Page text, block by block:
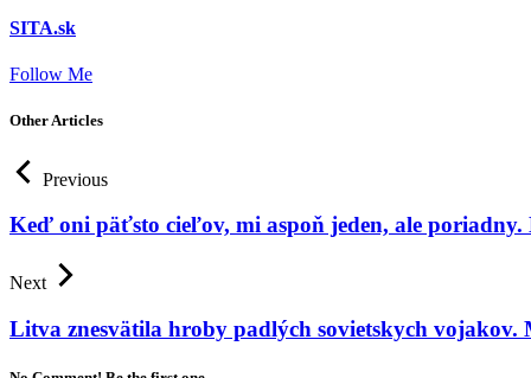
SITA.sk
Follow Me
Other Articles
Previous
Keď oni päťsto cieľov, mi aspoň jeden, ale
Next
Litva znesvätila hroby padlých sovietskych vojakov.